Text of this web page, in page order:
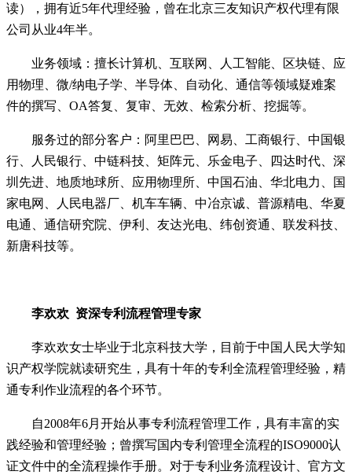
读），拥有近5年代理经验，曾在北京三友知识产权代理有限
公司从业4年半。
业务领域：擅长计算机、互联网、人工智能、区块链、应
用物理、微/纳电子学、半导体、自动化、通信等领域疑难案
件的撰写、OA答复、复审、无效、检索分析、挖掘等。
服务过的部分客户：阿里巴巴、网易、工商银行、中国银
行、人民银行、中链科技、矩阵元、乐金电子、四达时代、深
圳先进、地质地球所、应用物理所、中国石油、华北电力、国
家电网、人民电器厂、机车车辆、中冶京诚、普源精电、华夏
电通、通信研究院、伊利、友达光电、纬创资通、联发科技、
新唐科技等。
李欢欢 资深专利流程管理专家
李欢欢女士毕业于北京科技大学，目前于中国人民大学知
识产权学院就读研究生，具有十年的专利全流程管理经验，精
通专利作业流程的各个环节。
自2008年6月开始从事专利流程管理工作，具有丰富的实
践经验和管理经验；曾撰写国内专利管理全流程的ISO9000认
证文件中的全流程操作手册。对于专利业务流程设计、官方文